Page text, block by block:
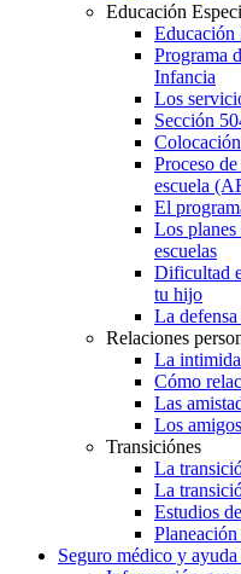
Educación
Educación
Programa
Infancia
Los
Sección
Proceso
escuela
El
Los
escuelas
Dificultad
tu hijo
La
Relaciones
La
Cómo
Las
Los
Transiciónes
La
La
Estudios
Seguro médico y